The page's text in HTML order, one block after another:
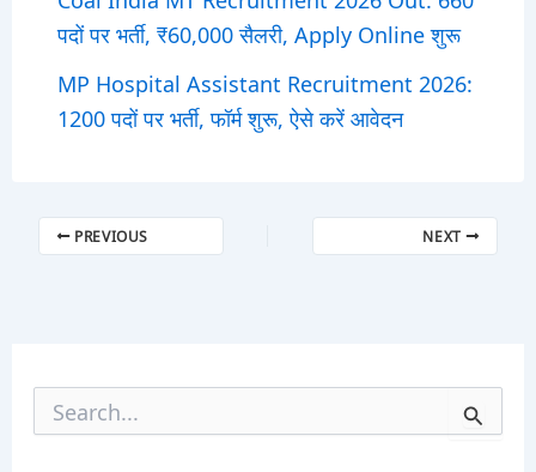
पदों पर भर्ती, ₹60,000 सैलरी, Apply Online शुरू
MP Hospital Assistant Recruitment 2026:
1200 पदों पर भर्ती, फॉर्म शुरू, ऐसे करें आवेदन
PREVIOUS NEXT
e